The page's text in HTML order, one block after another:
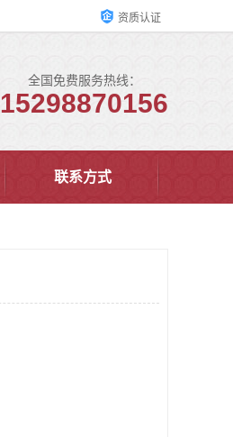
资质认证
全国免费服务热线：
15298870156
联系方式